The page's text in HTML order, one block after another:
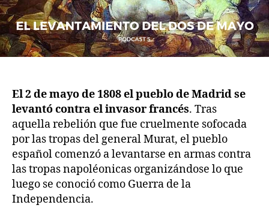
El 2 de mayo de 1808 el pueblo de Madrid se
levantó contra el invasor francés. Tras
aquella rebelión que fue cruelmente sofocada
por las tropas del general Murat, el pueblo
español comenzó a levantarse en armas contra
las tropas napoléonicas organizándose lo que
luego se conoció como Guerra de la
Independencia.